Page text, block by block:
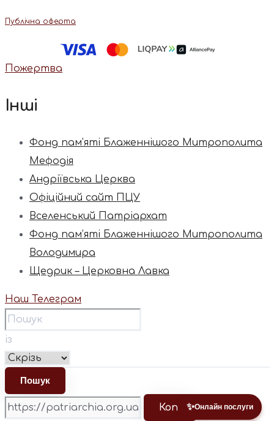
✨Онлайн послуги
Публічна оферта
Пожертва
Інші
Фонд пам’яті Блаженнішого Митрополита
Мефодія
Андріївська Церква
Офіційний сайт ПЦУ
Вселенський Патріархат
Фонд пам’яті Блаженнішого Митрополита
Володимира
Щедрик – Церковна Лавка
Наш Телеграм
із
Копі